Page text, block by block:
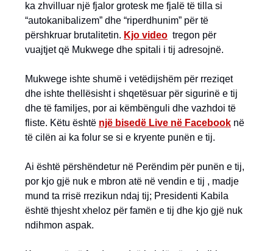
ka zhvilluar një fjalor grotesk me fjalë të tilla si
“autokanibalizem” dhe “riperdhunim” për të
përshkruar brutalitetin. Kjo video tregon për
vuajtjet që Mukwege dhe spitali i tij adresojnë.
Mukwege ishte shumë i vetëdijshëm për rreziqet
dhe ishte thellësisht i shqetësuar për sigurinë e tij
dhe të familjes, por ai këmbënguli dhe vazhdoi të
fliste. Këtu është një bisedë Live në Facebook në
të cilën ai ka folur se si e kryente punën e tij.
Ai është përshëndetur në Perëndim për punën e tij,
por kjo gjë nuk e mbron atë në vendin e tij , madje
mund ta rrisë rrezikun ndaj tij; Presidenti Kabila
është thjesht xheloz për famën e tij dhe kjo gjë nuk
ndihmon aspak.